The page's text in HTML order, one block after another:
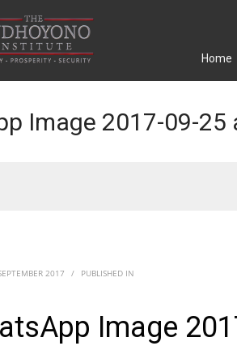
Home
Image 2017-09-25
2017 / PUBLISHED IN
Image